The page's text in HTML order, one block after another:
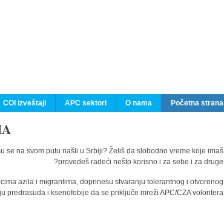
Početna strana
O nama
APC sektori
COI izveštaji
se na svom putu našli u Srbiji? Želiš da slobodno vreme koje imaš
provedeš radeći nešto korisno i za sebe i za druge?
azila i migrantima, doprinesu stvaranju tolerantnog i otvorenog
predrasuda i ksenofobije da se priključe mreži APC/CZA volontera.